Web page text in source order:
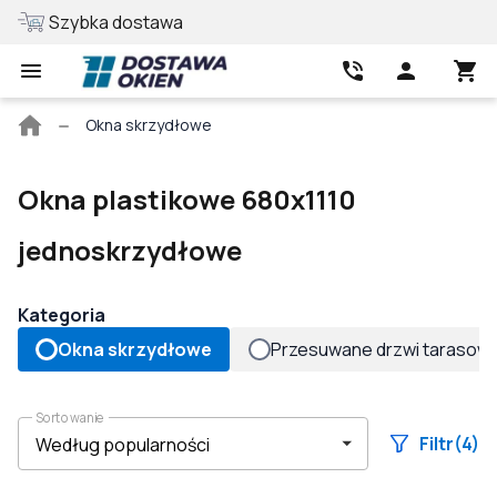
Szybka dostawa
Strona
Okna skrzydłowe
Okna plastikowe 680x1110
jednoskrzydłowe
Kategoria
Okna skrzydłowe
Przesuwane drzwi
Sortowanie
Filtr(4)